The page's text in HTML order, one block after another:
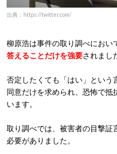
出典：https://twitter.com/
柳原浩は事件の取り調べにおい
答えることだけを強要されまし
否定したくても「はい」という
同意だけを求められ、恐怖で抵
います。
取り調べでは、被害者の目撃証
必要がありました。